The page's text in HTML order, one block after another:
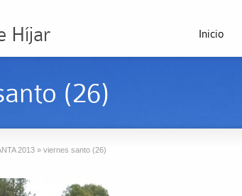
Híjar Inicio
(26)
2013 » viernes santo (26)